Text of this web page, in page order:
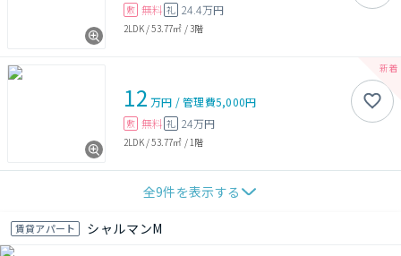
敷 無料 礼 24.4万円
2LDK/53.77㎡ /3階
12 万円 /管理費5,000円
敷 無料 礼 24万円
2LDK/53.77㎡ / 1階
全9件を表示する
賃貸アパート シャルマンM